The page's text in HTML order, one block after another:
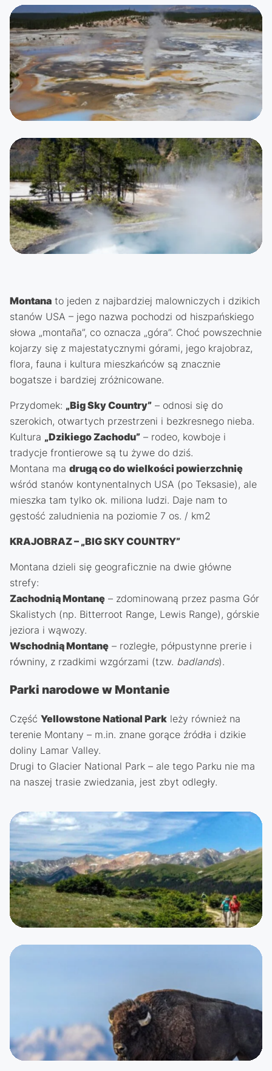
Montana to jeden z najbardziej malowniczych i dzikich
stanów USA – jego nazwa pochodzi od hiszpańskiego
słowa „montaña”, co oznacza „góra”. Choć powszechnie
kojarzy się z majestatycznymi górami, jego krajobraz,
flora, fauna i kultura mieszkańców są znacznie
bogatsze i bardziej zróżnicowane.
Przydomek: „Big Sky Country” – odnosi się do
szerokich, otwartych przestrzeni i bezkresnego nieba.
Kultura „Dzikiego Zachodu” – rodeo, kowboje i
tradycje frontierowe są tu żywe do dziś.
Montana ma drugą co do wielkości powierzchnię
wśród stanów kontynentalnych USA (po Teksasie), ale
mieszka tam tylko ok. miliona ludzi. Daje nam to
gęstość zaludnienia na poziomie 7 os. / km2
KRAJOBRAZ – „BIG SKY COUNTRY”
Montana dzieli się geograficznie na dwie główne
strefy:
Zachodnią Montanę – zdominowaną przez pasma Gór
Skalistych (np. Bitterroot Range, Lewis Range), górskie
jeziora i wąwozy.
Wschodnią Montanę – rozległe, półpustynne prerie i
równiny, z rzadkimi wzgórzami (tzw. badlands).
Parki narodowe w Montanie
Część Yellowstone National Park leży również na
terenie Montany – m.in. znane gorące źródła i dzikie
doliny Lamar Valley.
Drugi to Glacier National Park – ale tego Parku nie ma
na naszej trasie zwiedzania, jest zbyt odległy.